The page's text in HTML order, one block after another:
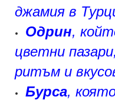
джамия в
• Одрин,
цветни
ритъм и
• Бурса,